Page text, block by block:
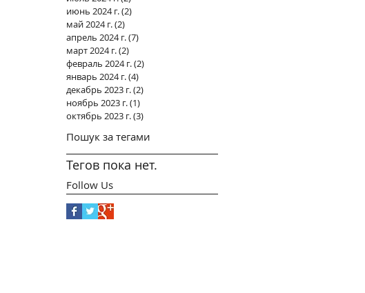
июнь 2024 г.(2)
май 2024 г.(2)
апрель 2024 г.(7)
март 2024 г.(2)
февраль 2024 г.(2)
январь 2024 г.(4)
декабрь 2023 г.(2)
ноябрь 2023 г.(1)
октябрь 2023 г.(3)
Пошук за тегами
Тегов пока нет.
Follow Us